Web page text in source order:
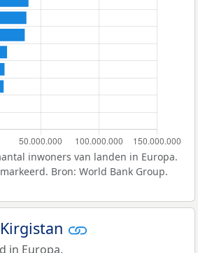
inwoners van landen in Europa.
Bron: World Bank Group.
in Europa.